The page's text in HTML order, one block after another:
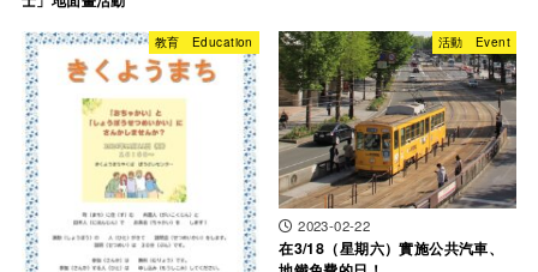
教育 Education 活動 Event
2023-02-22
在3/18（星期六）實施公共汽車、